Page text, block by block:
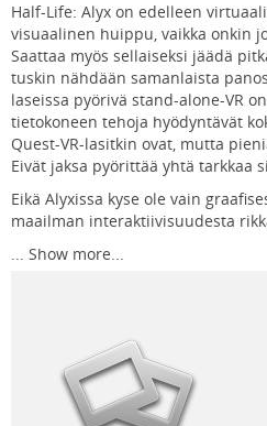
Half-Life: Alyx on edelleen
visuaalinen huippu, vaikka onkin
Saattaa myös sellaiseksi jäädä
tuskin nähdään samanlaista
laseissa pyörivä stand-alone-VR
tietokoneen tehoja hyödyntävät
Quest-VR-lasitkin ovat, mutta
Eivät jaksa pyörittää yhtä tarkkaa
Eikä Alyxissa kyse ole vain
maailman interaktiivisuudesta
... Show more...